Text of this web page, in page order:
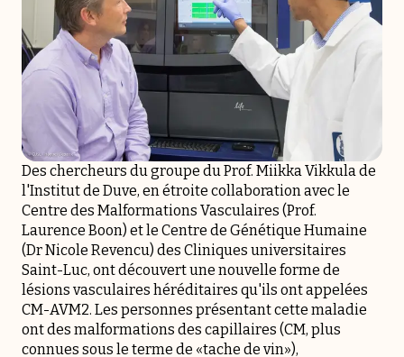
Des chercheurs du groupe du Prof. Miikka Vikkula de
l'Institut de Duve, en étroite collaboration avec le
Centre des Malformations Vasculaires (Prof.
Laurence Boon) et le Centre de Génétique Humaine
(Dr Nicole Revencu) des Cliniques universitaires
Saint-Luc, ont découvert une nouvelle forme de
lésions vasculaires héréditaires qu'ils ont appelées
CM-AVM2. Les personnes présentant cette maladie
ont des malformations des capillaires (CM, plus
connues sous le terme de «tache de vin»),